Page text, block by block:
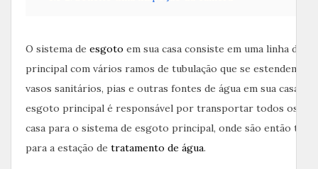
O sistema de esgoto em sua casa consiste em uma linha de
principal com vários ramos de tubulação que se estendem
vasos sanitários, pias e outras fontes de água em sua casa.
esgoto principal é responsável por transportar todos os
casa para o sistema de esgoto principal, onde são então
para a estação de tratamento de água.